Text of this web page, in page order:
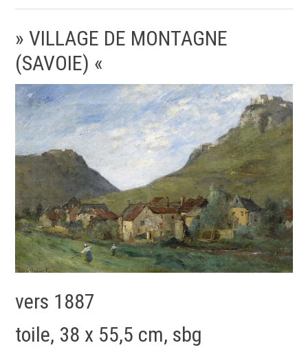
» VILLAGE DE MONTAGNE
(SAVOIE) «
vers 1887
toile, 38 x 55,5 cm, sbg